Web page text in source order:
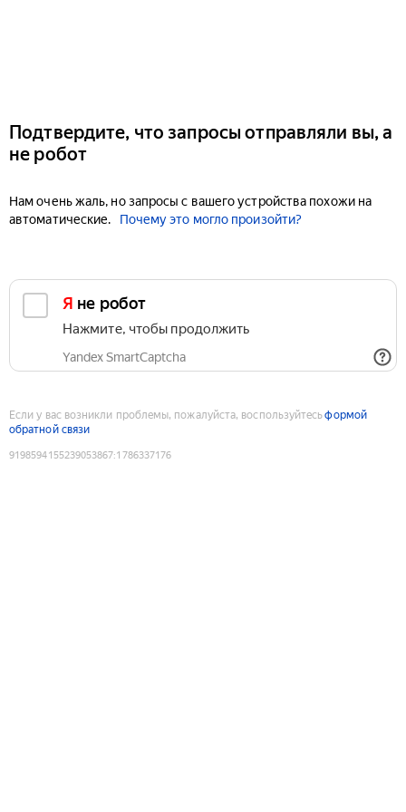
Подтвердите, что запросы отправляли вы, а
не робот
Нам очень жаль, но запросы с вашего устройства похожи на
автоматические.
Почему это могло произойти?
Я не робот
Нажмите, чтобы продолжить
Yandex SmartCaptcha
Если у вас возникли проблемы, пожалуйста, воспользуйтесьформой
обратной связи
9198594155239053867:1786337176